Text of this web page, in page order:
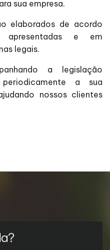
sua empresa.
elaborados de acordo
apresentadas e em
legais.
a legislação
a sua
nossos clientes